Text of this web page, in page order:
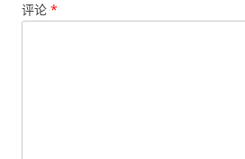
评论 *